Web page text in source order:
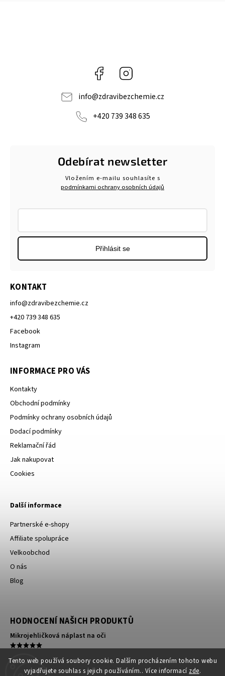
Tento web používá soubory cookie. Dalším procházením tohoto webu
vyjadřujete souhlas s jejich používáním.. Více informací zde.
Facebook
info@zdravibezchemie.cz
+420 739 348 635
KONTAKT
info@zdravibezchemie.cz
+420 739 348 635
Facebook
Instagram
INFORMACE PRO VÁS
Kontakty
Obchodní podmínky
Podmínky ochrany osobních údajů
Dodací podmínky
Reklamační řád
Jak nakupovat
Cookies
Odebírat newsletter
Vložením e-mailu souhlasíte s
podmínkami ochrany osobních údajů
Přihlásit se
Další informace
Partnerské e-shopy
Affiliate spolupráce
Velkoobchod
O nás
Blog
HODNOCENÍ NAŠICH PRODUKTŮ
Mikrojehličková náplast na oči
Kompresní ortéza na koleno